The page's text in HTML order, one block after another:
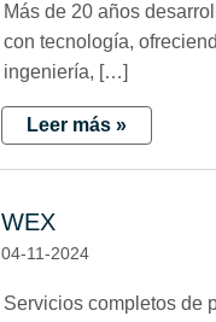
Más de 20 años
con tecnología,
ingeniería, […]
Leer más »
WEX
04-11-2024
Servicios completos de